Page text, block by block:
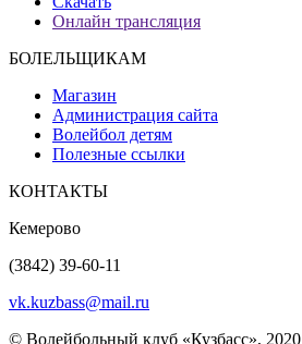
Онлайн трансляция
БОЛЕЛЬЩИКАМ
Магазин
Администрация сайта
Волейбол детям
Полезные ссылки
КОНТАКТЫ
Кемерово
(3842) 39-60-11
vk.kuzbass@mail.ru
© Волейбольный клуб «Кузбасс», 2020